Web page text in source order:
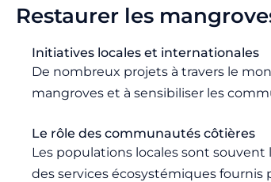
Restaurer les
Initiatives locales et internationales
De nombreux projets à travers le
mangroves et à sensibiliser les
Le rôle des communautés côtières
Les populations locales sont
des services écosystémiques fournis